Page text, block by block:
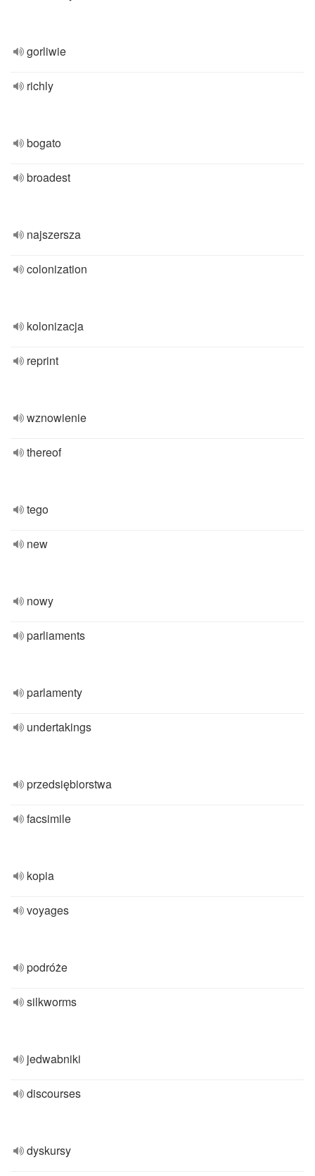
gorliwie
richly
bogato
broadest
najszersza
colonization
kolonizacja
reprint
wznowienie
thereof
tego
new
nowy
parliaments
parlamenty
undertakings
przedsiębiorstwa
facsimile
kopia
voyages
podróże
silkworms
jedwabniki
discourses
dyskursy